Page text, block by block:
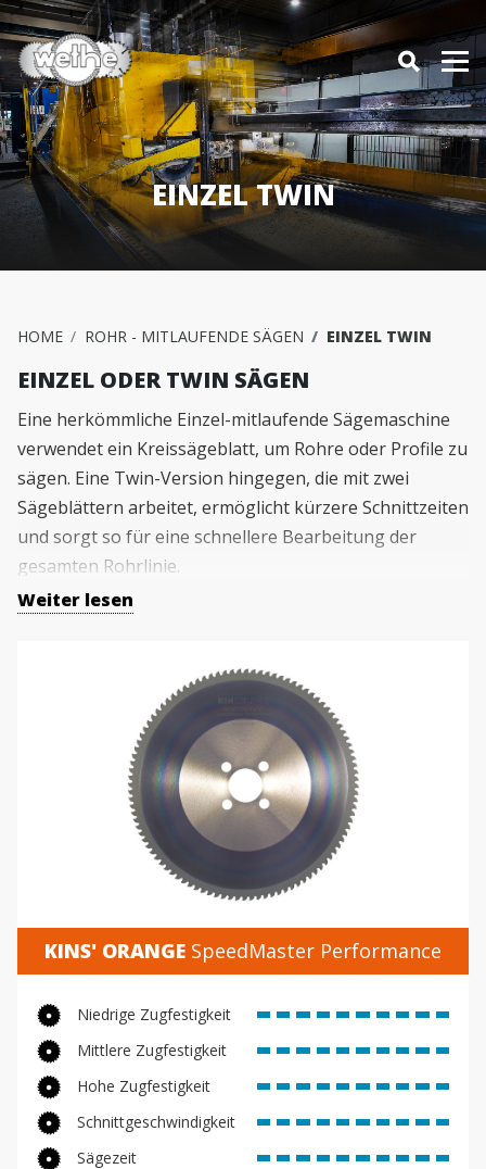
EINZEL TWIN
HOME ROHR - MITLAUFENDE SÄGEN EINZEL TWIN
EINZEL ODER TWIN SÄGEN
Eine herkömmliche Einzel-mitlaufende Sägemaschine
verwendet ein Kreissägeblatt, um Rohre oder Profile zu
sägen. Eine Twin-Version hingegen, die mit zwei
Sägeblättern arbeitet, ermöglicht kürzere Schnittzeiten
und sorgt so für eine schnellere Bearbeitung der
gesamten Rohrlinie.
Für dieses Verfahren kommen speziell entwickelte
Schnellarbeitsstahl (HSS) zum Einsatz, um die Effizienz
zu steigern. Durch die Wahl des richtigen Sägeblatts
wird die Bearbeitungszeit verkürzt und die
Gesamtproduktivität optimiert.
Weiter lesen
KINS' ORANGE SpeedMaster Performance
Niedrige Zugfestigkeit
Mittlere Zugfestigkeit
Hohe Zugfestigkeit
Schnittgeschwindigkeit
Sägezeit